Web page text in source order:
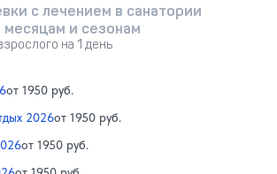
с лечением в санатории
месяцам и сезонам
на 1 день
от 1950 руб.
2026от 1950 руб.
от 1950 руб.